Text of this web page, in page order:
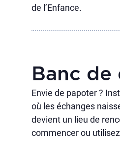
de l’Enfance.
Banc de
Envie de papoter ?
où les échanges
devient un lieu de
commencer ou